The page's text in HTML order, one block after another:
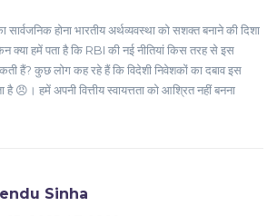
होना भारतीय अर्थव्यवस्था को सशक्त बनाने की दिशा
हमें पता है कि RBI की नई नीतियां किस तरह से इस
हैं? कुछ लोग कह रहे हैं कि विदेशी निवेशकों का दबाव इस
😠। हमें अपनी वित्तीय स्वायत्तता को आश्रित नहीं बनना
Sinha